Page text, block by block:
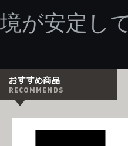
境が安定し